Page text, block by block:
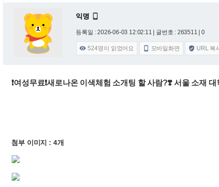
익명 
등록일 : 2026-06-03 12:02:11 | 글번호 : 263511 | 0
 524명이 읽었어요  모바일화면  URL 복
❗️여성무료❗️새로나온 이색체험 소개팅 할 사람?❣️ 서울 소재
첨부 이미지 : 4개